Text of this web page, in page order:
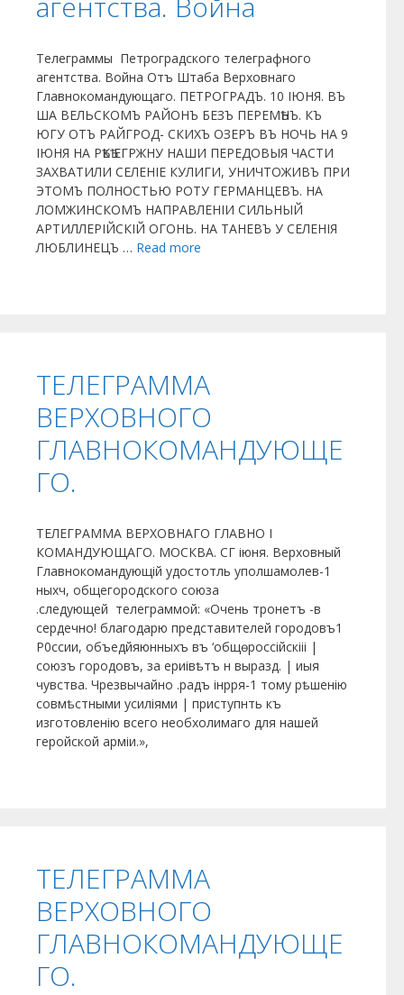
Телеграммы Петроградского телеграфного
агентства. Война Отъ Штаба Верховнаго
Главнокомандующаго. ПЕТРОГРАДЪ. 10 ІЮНЯ. ВЪ
ША ВЕЛЬСКОМЪ РАЙОНЪ БЕЗЪ ПЕРЕМѢНЪ. КЪ
ЮГУ ОТЪ РАЙГРОД- СКИХЪ ОЗЕРЪ ВЪ НОЧЬ НА 9
ІЮНЯ НА РѢКѢ ЕГРЖНУ НАШИ ПЕРЕДОВЫЯ ЧАСТИ
ЗАХВАТИЛИ СЕЛЕНІЕ КУЛИГИ, УНИЧТОЖИВЪ ПРИ
ЭТОМЪ ПОЛНОСТЬЮ РОТУ ГЕРМАНЦЕВЪ. НА
ЛОМЖИНСКОМЪ НАПРАВЛЕНІИ СИЛЬНЫЙ
АРТИЛЛЕРІЙСКІЙ ОГОНЬ. НА ТАНЕВЪ У СЕЛЕНІЯ
ЛЮБЛИНЕЦЪ … Read more
ТЕЛЕГРАММА
ВЕРХОВНОГО
ГЛАВНОКОМАНДУЮЩЕ
ГО.
ТЕЛЕГРАММА ВЕРХОВНАГО ГЛАВНО I
КОМАНДУЮЩАГО. МОСКВА. СГ іюня. Верховный
Главнокомандующій удостотль уполшамолев-1
ныхч, общегородского союза
.следующей телеграммой: «Очень тронетъ -в
сердечно! благодарю представителей городовъ1
Р0ссии, объедйяюнныхъ въ ‘общѳроссійскііі |
союзъ городовъ, за ериівѣтъ н выразд. | иыя
чувства. Чрезвычайно .радъ інрря-1 тому рѣшенію
совмѣстными усиліями | приступнть къ
изготовленію всего необхолимаго для нашей
геройской арміи.»,
ТЕЛЕГРАММА
ВЕРХОВНОГО
ГЛАВНОКОМАНДУЮЩЕ
ГО.